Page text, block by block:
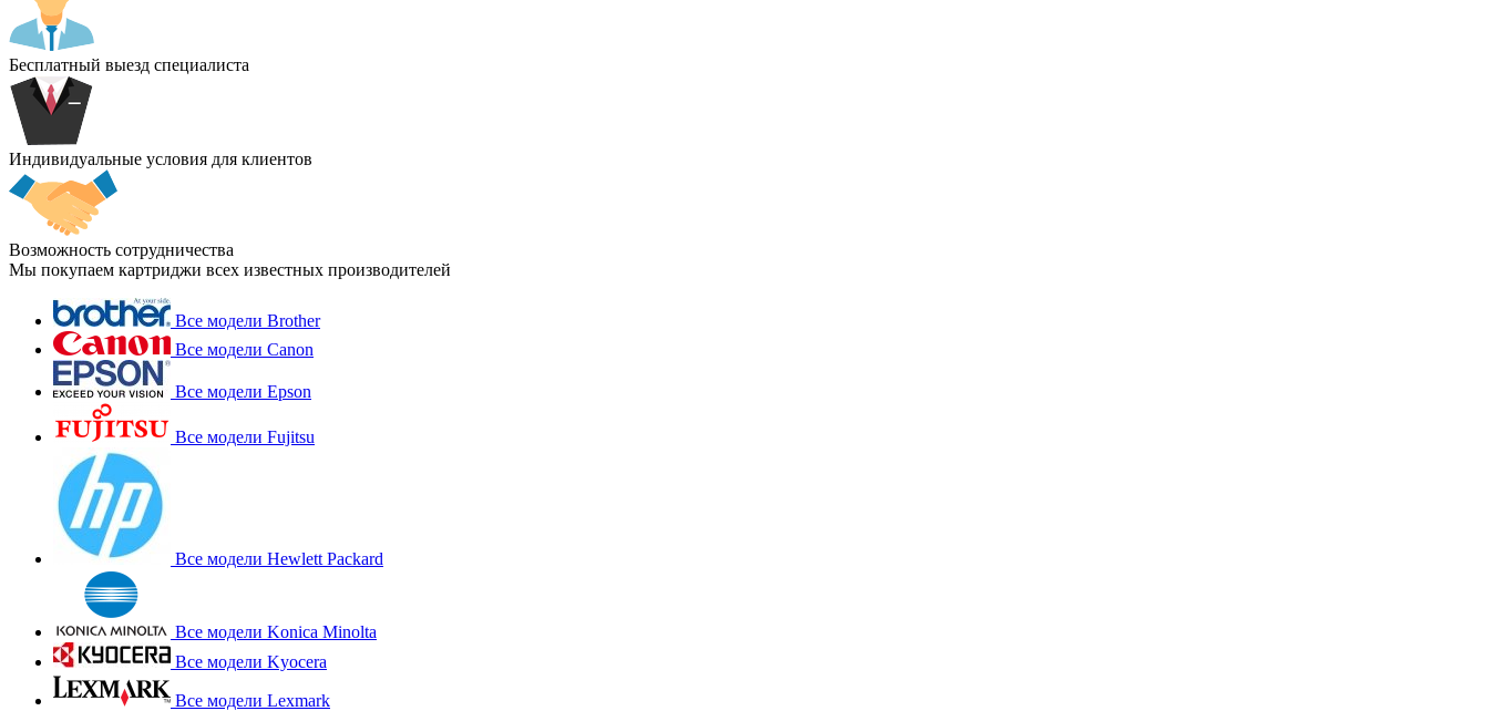
Бесплатный выезд специалиста
Индивидуальные условия для клиентов
Возможность сотрудничества
Мы покупаем картриджи всех известных производителей
Все модели Brother
Все модели Canon
Все модели Epson
Все модели Fujitsu
Все модели Hewlett Packard
Все модели Konica Minolta
Все модели Kyocera
Все модели Lexmark